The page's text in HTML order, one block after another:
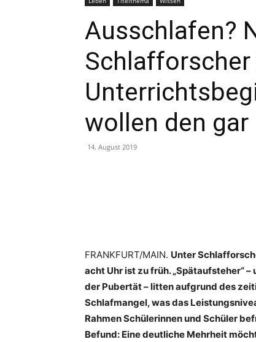
Ausschlafen?
wollen den
14. August 2019
FRANKFURT/MAIN. Unter
acht Uhr ist zu früh. „Spätaufsteher“
der Pubertät – litten aufgrund des
Schlafmangel, was das
Rahmen Schülerinnen und Schüler
Befund: Eine deutliche Mehrheit